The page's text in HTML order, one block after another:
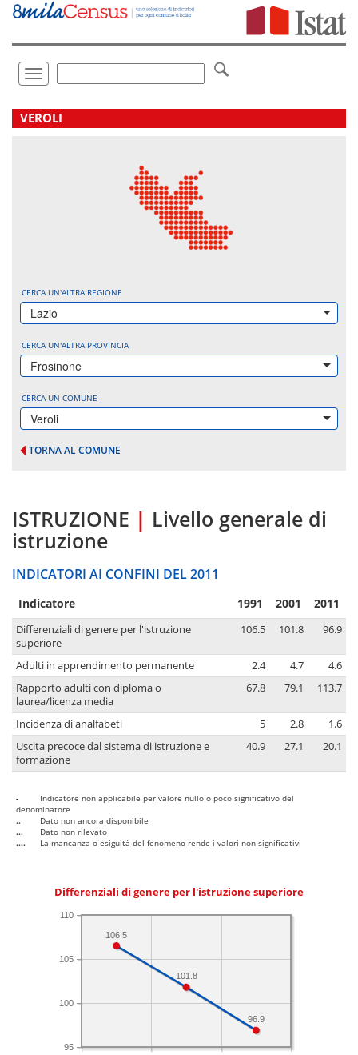
Vai
direttamente
Toggle
navigation
.
VEROLI
CERCA UN'ALTRA REGIONE
Lazio
CERCA UN'ALTRA PROVINCIA
Frosinone
CERCA UN COMUNE
Veroli
TORNA AL COMUNE
ISTRUZIONE | Livello generale di
istruzione
INDICATORI AI CONFINI DEL 2011
Indicatore 1991 2001 2011
Differenziali di genere per l'istruzione
superiore
106.5 101.8 96.9
Adulti in apprendimento permanente 2.4 4.7
4.6
Rapporto adulti con diploma o
laurea/licenza media
67.8 79.1 113.7
Incidenza di analfabeti 5 2.8
1.6
Uscita precoce dal sistema di istruzione e
formazione
40.9 27.1 20.1
-
Indicatore non applicabile per valore nullo o poco significativo del
denominatore
..
Dato non ancora disponibile
...
Dato non rilevato
....
La mancanza o esiguità del fenomeno rende i valori non significativi
Differenziali di genere per l'istruzione superiore
95
100
105
110
96.9
101.8
106.5